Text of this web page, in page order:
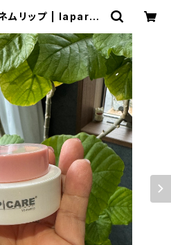
ムリップ | lapark*